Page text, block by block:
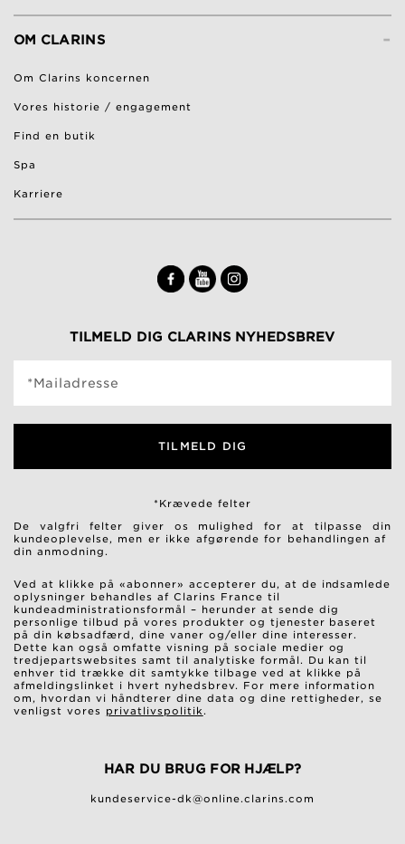
-
OM CLARINS
Om Clarins koncernen
Vores historie / engagement
Find en butik
Spa
Karriere
TILMELD DIG CLARINS NYHEDSBREV
*Mailadresse
TILMELD DIG
*Krævede felter
De valgfri felter giver os mulighed for at tilpasse din
kundeoplevelse, men er ikke afgørende for behandlingen af ​​
din anmodning.
Ved at klikke på «abonner» accepterer du, at de indsamlede
oplysninger behandles af Clarins France til
kundeadministrationsformål – herunder at sende dig
personlige tilbud på vores produkter og tjenester baseret
på din købsadfærd, dine vaner og/eller dine interesser.
Dette kan også omfatte visning på sociale medier og
tredjepartswebsites samt til analytiske formål. Du kan til
enhver tid trække dit samtykke tilbage ved at klikke på
afmeldingslinket i hvert nyhedsbrev. For mere information
om, hvordan vi håndterer dine data og dine rettigheder, se
venligst vores privatlivspolitik.
HAR DU BRUG FOR HJÆLP?
kundeservice-dk@online.clarins.com